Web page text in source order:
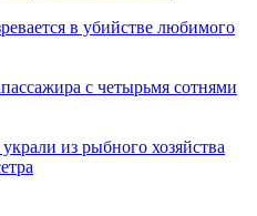
в убийстве любимого
с четырьмя сотнями
из рыбного хозяйства